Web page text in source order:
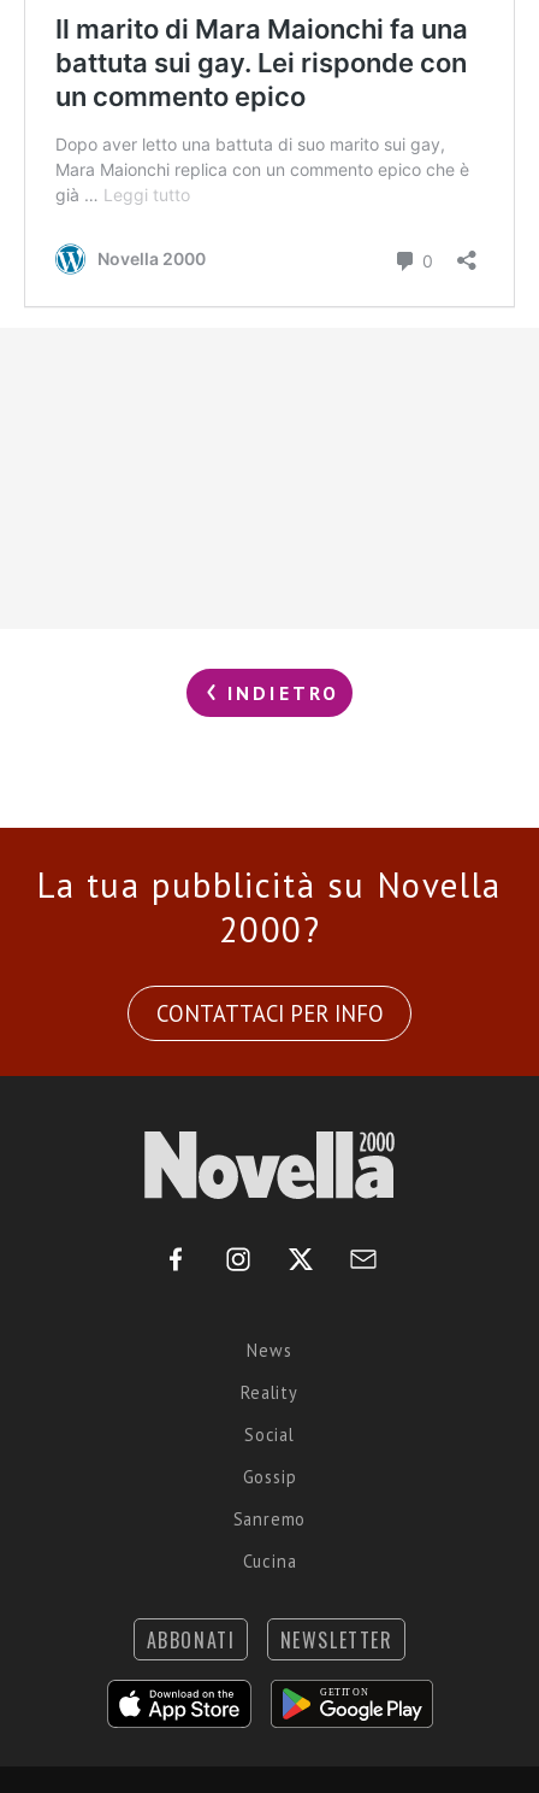
INDIETRO
La tua pubblicità su Novella
2000?
CONTATTACI PER INFO
News
Reality
Social
Gossip
Sanremo
Cucina
ABBONATI NEWSLETTER